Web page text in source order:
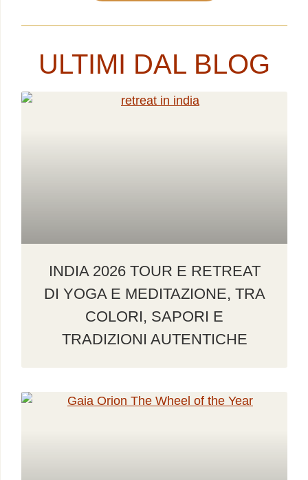
ULTIMI DAL BLOG
INDIA 2026 TOUR E RETREAT
DI YOGA E MEDITAZIONE, TRA
COLORI, SAPORI E
TRADIZIONI AUTENTICHE